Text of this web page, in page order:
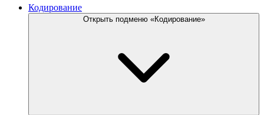
Кодирование
Открыть подменю «Кодирование»